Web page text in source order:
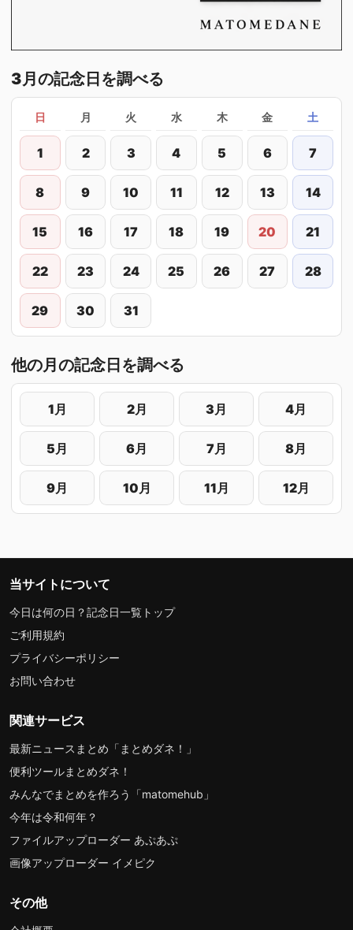
3月の記念日を調べる
日 月 火 水 木 金 土
1 2 3 4 5 6 7
8 9 10 11 12 13 14
15 16 17 18 19 20 21
22 23 24 25 26 27 28
29 30 31
他の月の記念日を調べる
1月 2月 3月 4月
5月 6月 7月 8月
9月 10月 11月 12月
当サイトについて
今日は何の日？記念日一覧トップ
ご利用規約
プライバシーポリシー
お問い合わせ
関連サービス
最新ニュースまとめ「まとめダネ！」
便利ツールまとめダネ！
みんなでまとめを作ろう「matomehub」
今年は令和何年？
ファイルアップローダー あぷあぷ
画像アップローダー イメピク
その他